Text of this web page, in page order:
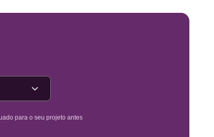
para o seu projeto antes